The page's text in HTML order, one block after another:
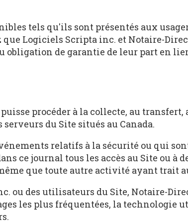
tels qu'ils sont présentés aux
Logiciels Scripta inc. et Notaire-
de garantie de leur part en
procéder à la collecte, au transfert,
du Site situés au Canada.
relatifs à la sécurité ou qui
ce journal tous les accès au Site ou à
que toute autre activité ayant trait
ou des utilisateurs du Site, Notaire-
les plus fréquentées, la technologie